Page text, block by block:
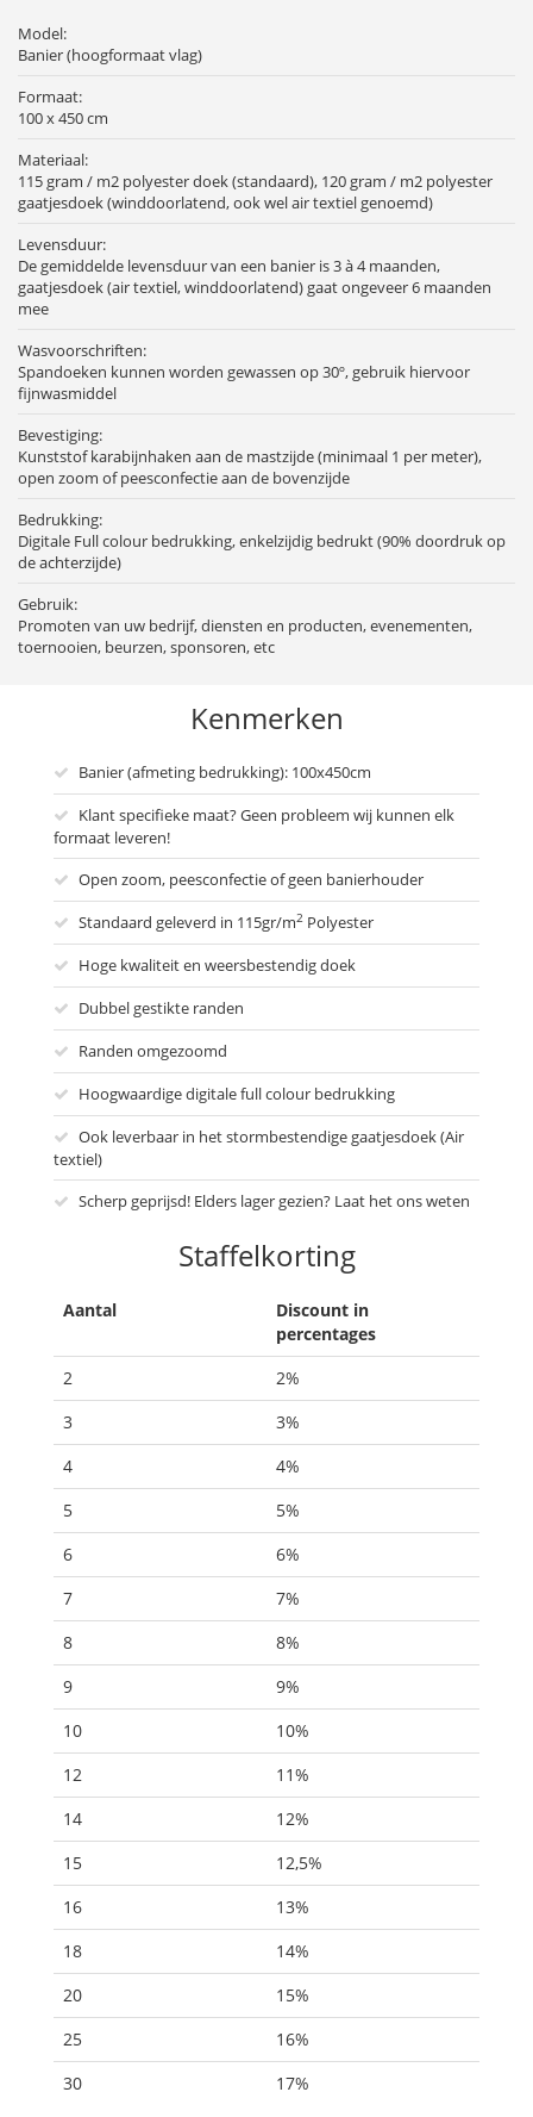
Model:
Banier (hoogformaat vlag)
Formaat:
100 x 450 cm
Materiaal:
115 gram / m2 polyester doek (standaard), 120 gram / m2 polyester
gaatjesdoek (winddoorlatend, ook wel air textiel genoemd)
Levensduur:
De gemiddelde levensduur van een banier is 3 à 4 maanden,
gaatjesdoek (air textiel, winddoorlatend) gaat ongeveer 6 maanden
mee
Wasvoorschriften:
Spandoeken kunnen worden gewassen op 30º, gebruik hiervoor
fijnwasmiddel
Bevestiging:
Kunststof karabijnhaken aan de mastzijde (minimaal 1 per meter),
open zoom of peesconfectie aan de bovenzijde
Bedrukking:
Digitale Full colour bedrukking, enkelzijdig bedrukt (90% doordruk op
de achterzijde)
Gebruik:
Promoten van uw bedrijf, diensten en producten, evenementen,
toernooien, beurzen, sponsoren, etc
Kenmerken
Banier (afmeting bedrukking): 100x450cm
Klant specifieke maat? Geen probleem wij kunnen elk
formaat leveren!
Open zoom, peesconfectie of geen banierhouder
Standaard geleverd in 115gr/m2 Polyester
Hoge kwaliteit en weersbestendig doek
Dubbel gestikte randen
Randen omgezoomd
Hoogwaardige digitale full colour bedrukking
Ook leverbaar in het stormbestendige gaatjesdoek (Air
textiel)
Scherp geprijsd! Elders lager gezien? Laat het ons weten
Staffelkorting
Aantal
Discount in
percentages
2
2%
3
3%
4
4%
5
5%
6
6%
7
7%
8
8%
9
9%
10
10%
12
11%
14
12%
15
12,5%
16
13%
18
14%
20
15%
25
16%
30
17%